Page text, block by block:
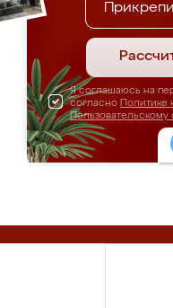
Я соглашаюсь на
согласно Политике